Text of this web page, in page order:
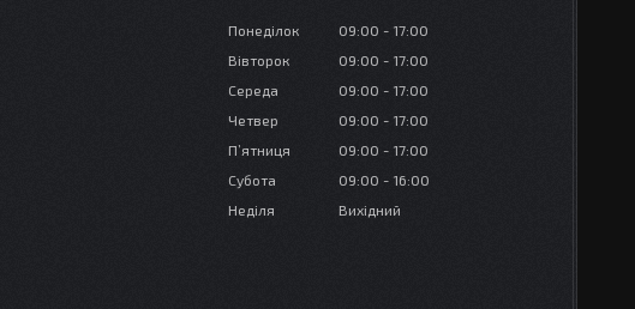
Понеділок 09:00
17:00
Вівторок
09:00
17:00
Середа
09:00
17:00
Четвер
09:00
17:00
Пʼятниця
09:00
17:00
Субота
09:00
16:00
Неділя
Вихідний